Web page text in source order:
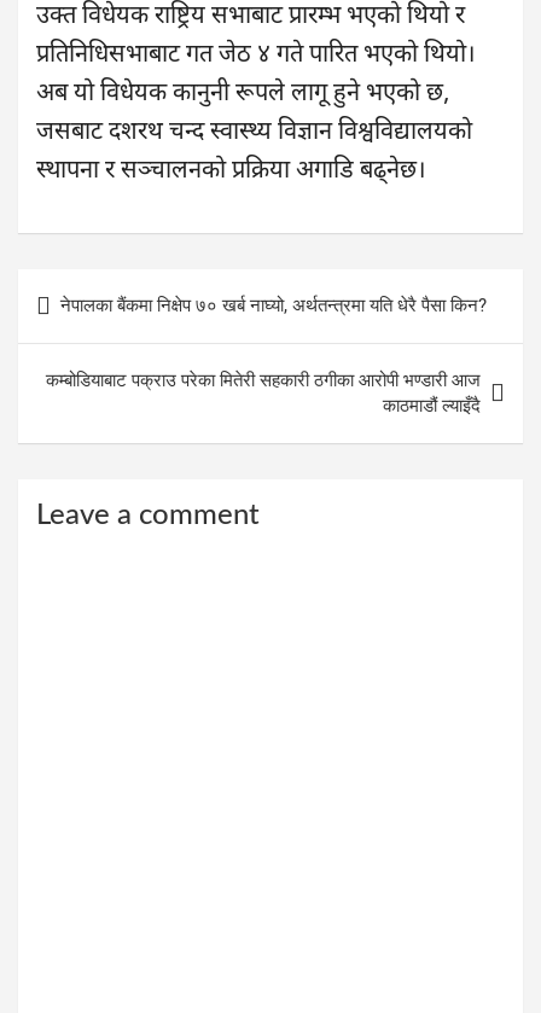
उक्त विधेयक राष्ट्रिय सभाबाट प्रारम्भ भएको थियो र
प्रतिनिधिसभाबाट गत जेठ ४ गते पारित भएको थियो।
अब यो विधेयक कानुनी रूपले लागू हुने भएको छ,
जसबाट दशरथ चन्द स्वास्थ्य विज्ञान विश्वविद्यालयको
स्थापना र सञ्चालनको प्रक्रिया अगाडि बढ्नेछ।
Post
नेपालका बैंकमा निक्षेप ७० खर्ब नाघ्यो, अर्थतन्त्रमा यति धेरै पैसा किन?
कम्बोडियाबाट पक्राउ परेका मितेरी सहकारी ठगीका आरोपी भण्डारी आज
काठमाडौं ल्याइँदै
Leave a comment